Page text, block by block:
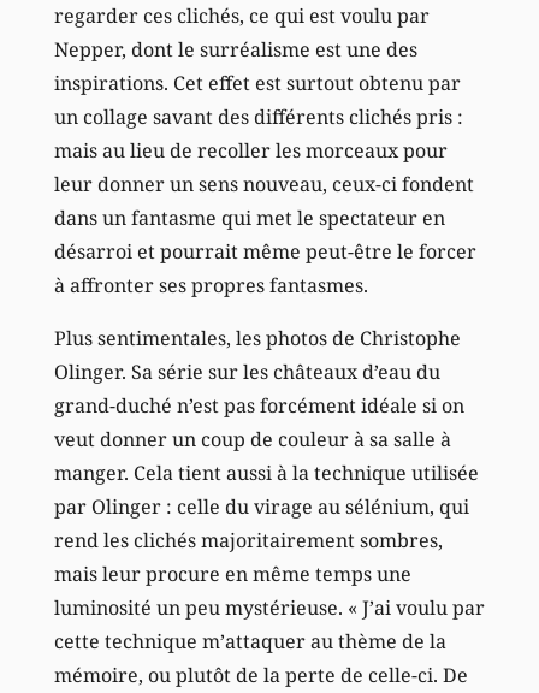
regarder ces clichés, ce qui est voulu par
Nepper, dont le surréalisme est une des
inspirations. Cet effet est surtout obtenu par
un collage savant des différents clichés pris :
mais au lieu de recoller les morceaux pour
leur donner un sens nouveau, ceux-ci fondent
dans un fantasme qui met le spectateur en
désarroi et pourrait même peut-être le forcer
à affronter ses propres fantasmes.
Plus sentimentales, les photos de Christophe
Olinger. Sa série sur les châteaux d’eau du
grand-duché n’est pas forcément idéale si on
veut donner un coup de couleur à sa salle à
manger. Cela tient aussi à la technique utilisée
par Olinger : celle du virage au sélénium, qui
rend les clichés majoritairement sombres,
mais leur procure en même temps une
luminosité un peu mystérieuse. « J’ai voulu par
cette technique m’attaquer au thème de la
mémoire, ou plutôt de la perte de celle-ci. De